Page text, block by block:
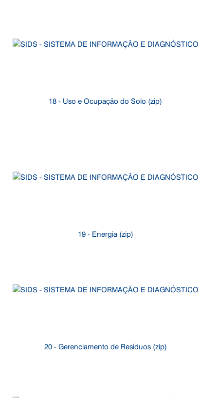
18 - Uso e Ocupação do Solo (zip)
19 - Energia (zip)
20 - Gerenciamento de Resíduos (zip)